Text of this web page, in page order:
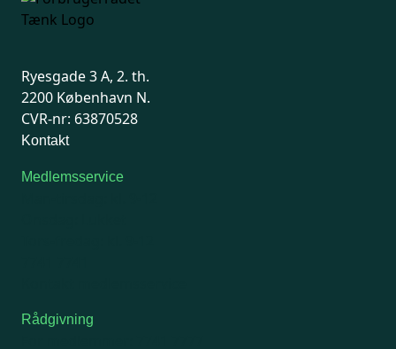
Ryesgade 3 A, 2. th.
2200 København N.
CVR-nr: 63870528
Kontakt
Medlemsservice
Rådgivning